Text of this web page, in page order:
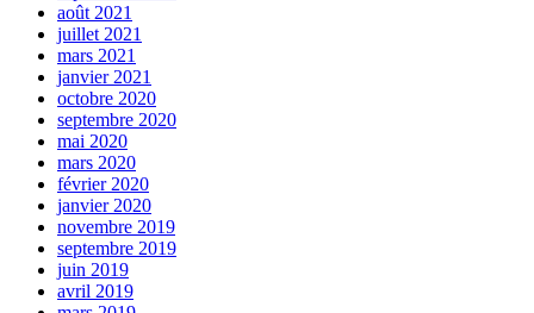
août 2021
juillet 2021
mars 2021
janvier 2021
octobre 2020
septembre 2020
mai 2020
mars 2020
février 2020
janvier 2020
novembre 2019
septembre 2019
juin 2019
avril 2019